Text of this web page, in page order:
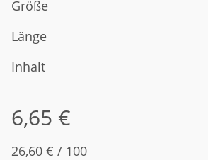
Größe
Länge
Inhalt
6,65 €
26,60 € / 100